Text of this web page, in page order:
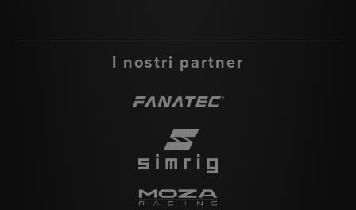
I nostri partner